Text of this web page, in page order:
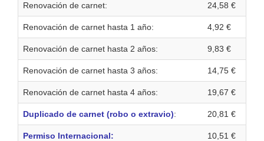
Renovación de carnet: 24,58 €
Renovación de carnet hasta 1 año: 4,92 €
Renovación de carnet hasta 2 años: 9,83 €
Renovación de carnet hasta 3 años: 14,75 €
Renovación de carnet hasta 4 años: 19,67 €
Duplicado de carnet (robo o extravio): 20,81 €
Permiso Internacional: 10,51 €